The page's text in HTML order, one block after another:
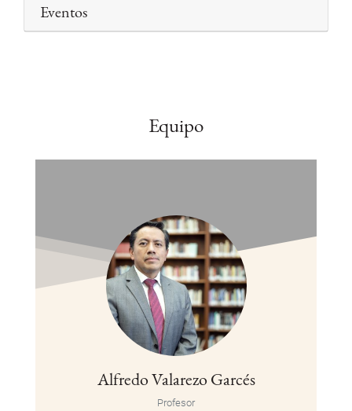
Eventos
Equipo
Alfredo Valarezo Garcés
Profesor